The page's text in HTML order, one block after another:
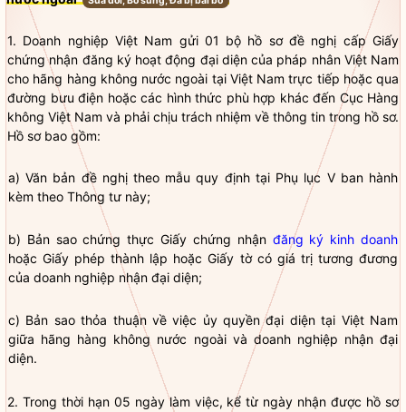
1. Doanh nghiệp Việt Nam gửi 01 bộ hồ sơ đề nghị cấp Giấy
chứng nhận đăng ký hoạt động đại diện của pháp nhân Việt Nam
cho hãng hàng không nước ngoài tại Việt Nam trực tiếp hoặc qua
đường bưu điện hoặc các hình thức phù hợp khác đến Cục Hàng
không Việt Nam và phải chịu trách nhiệm về thông tin trong hồ sơ.
Hồ sơ bao gồm:
a) Văn bản đề nghị theo mẫu quy định tại Phụ lục V ban hành
kèm theo Thông tư này;
b) Bản sao chứng thực Giấy chứng nhận đăng ký kinh doanh
hoặc Giấy phép thành lập hoặc Giấy tờ có giá trị tương đương
của doanh nghiệp nhận đại diện;
c) Bản sao thỏa thuận về việc ủyquyềnđại diện tại Việt Nam
giữa hãng hàng không nước ngoài và doanh nghiệp nhận đại
diện.
2. Trong thời hạn 05 ngày làm việc, kể từ ngày nhận được hồ sơ